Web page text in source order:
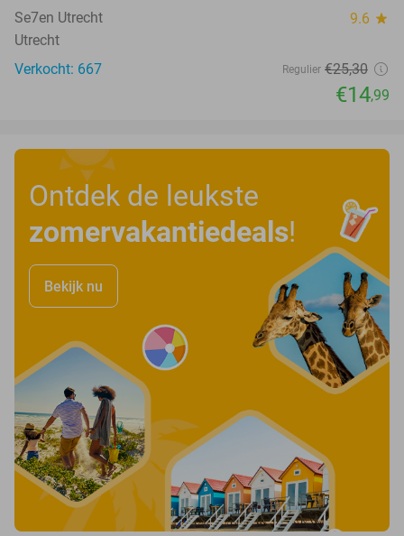
Se7en Utrecht 9.6 star
Utrecht
Verkocht: 667
Regulier €25,30
€14,99
Ontdek de leukste
zomervakantiedeals!
Bekijk nu